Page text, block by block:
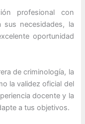
profesional con
sus necesidades, la
oportunidad
de criminología, la
la validez oficial del
docente y la
a tus objetivos.